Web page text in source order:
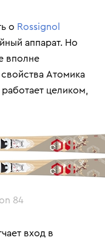
о Rossignol
аппарат. Но
вполне
Атомика
целиком,
84
вход в